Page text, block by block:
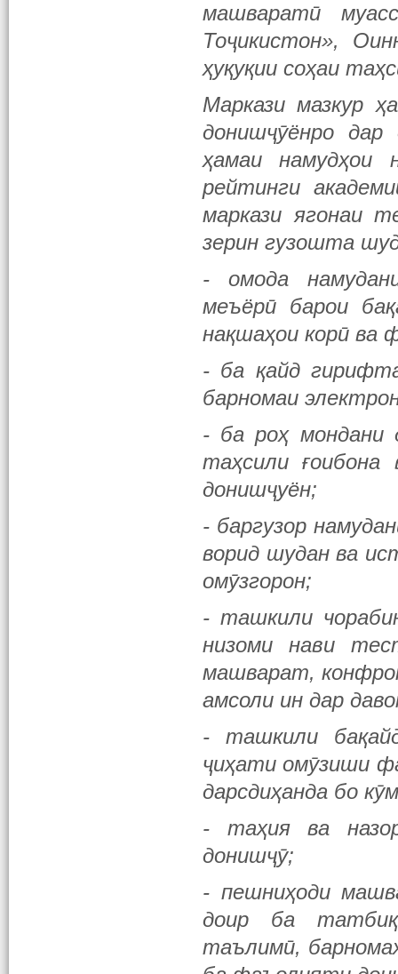
машваратӣ
Тоҷикистон»,
ҳуқуқии соҳаи
Маркази мазкур
донишҷӯёнро
ҳамаи намудҳои
рейтинги
маркази ягонаи
зерин гузошта
- омода
меъёрӣ барои
нақшаҳои корӣ ва
- ба қайд
барномаи
- ба роҳ мондани
таҳсили
донишҷуён;
- баргузор
ворид шудан ва
омӯзгорон;
- ташкили
низоми нави
машварат,
амсоли ин дар
- ташкили
ҷиҳати омӯзиши
дарсдиҳанда бо
- таҳия ва
донишҷӯ;
- пешниҳоди
доир ба
таълимӣ,